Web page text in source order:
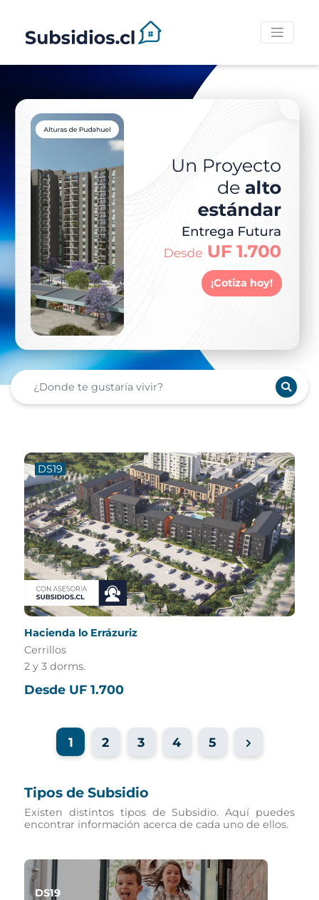
¡Cotiza hoy!
DS19
Hacienda lo Errázuriz
Cerrillos
2 y 3 dorms.
Desde UF 1.700
1 2 3 4 5
Tipos de Subsidio
Existen distintos tipos de Subsidio. Aquí puedes
encontrar información acerca de cada uno de ellos.
DS19